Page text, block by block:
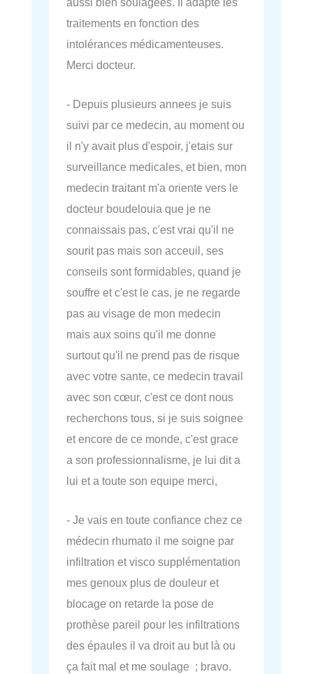
traitements en fonction des
intolérances médicamenteuses.
Merci docteur.
- Depuis plusieurs annees je suis
suivi par ce medecin, au moment ou
il n'y avait plus d'espoir, j'etais sur
surveillance medicales, et bien, mon
medecin traitant m'a oriente vers le
docteur boudelouia que je ne
connaissais pas, c'est vrai qu'il ne
sourit pas mais son acceuil, ses
conseils sont formidables, quand je
souffre et c'est le cas, je ne regarde
pas au visage de mon medecin
mais aux soins qu'il me donne
surtout qu'il ne prend pas de risque
avec votre sante, ce medecin travail
avec son cœur, c'est ce dont nous
recherchons tous, si je suis soignee
et encore de ce monde, c'est grace
a son professionnalisme, je lui dit a
lui et a toute son equipe merci,
- Je vais en toute confiance chez ce
médecin rhumato il me soigne par
infiltration et visco supplémentation
mes genoux plus de douleur et
blocage on retarde la pose de
prothèse pareil pour les infiltrations
des épaules il va droit au but là ou
ça fait mal et me soulage ; bravo.